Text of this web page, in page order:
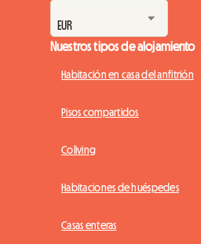
Nuestros tipos de alojamiento
Habitación en casa del anfitrión
Pisos compartidos
Coliving
Habitaciones de huéspedes
Casas enteras